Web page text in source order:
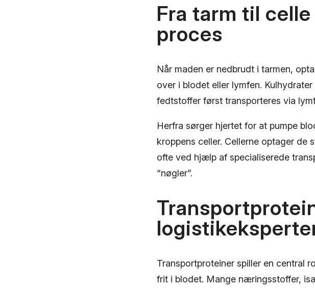
Fra tarm til
proces
Når maden er nedbrudt i tarmen,
over i blodet eller lymfen.
fedtstoffer først transporteres via
Herfra sørger hjertet for at pumpe
kroppens celler. Cellerne optager de
ofte ved hjælp af specialiserede
“nøgler”.
Transportproteiner spiller en central
frit i blodet. Mange næringsstoffer,